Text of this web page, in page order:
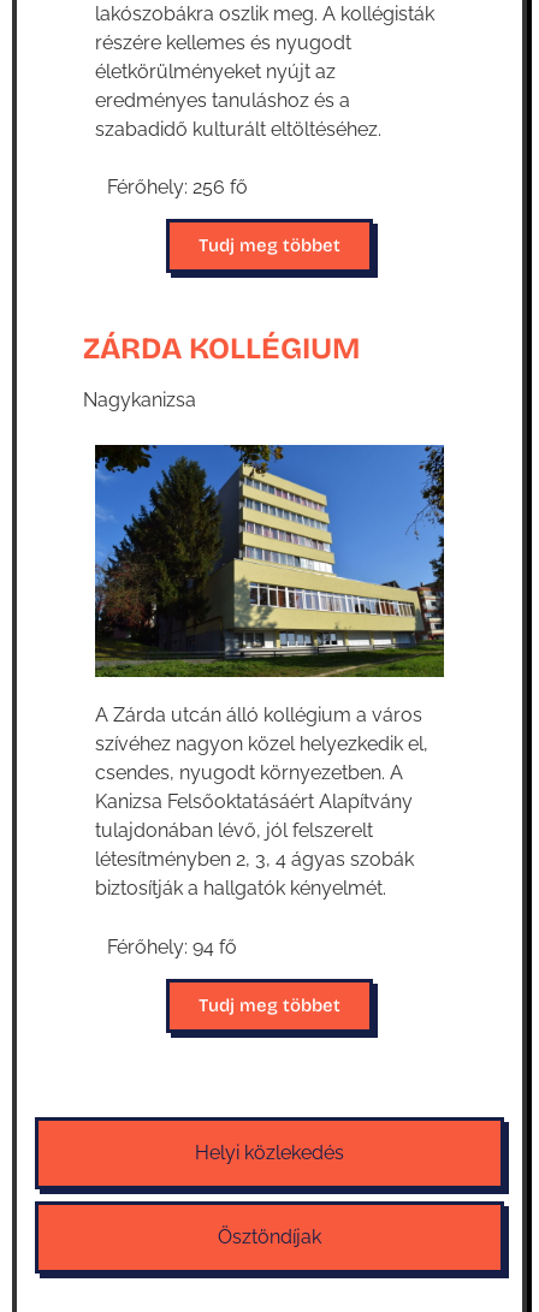
Helyi közlekedés
Ösztöndíjak
lakószobákra oszlik meg. A kollégisták
részére kellemes és nyugodt
életkörülményeket nyújt az
eredményes tanuláshoz és a
szabadidő kulturált eltöltéséhez.
Férőhely: 256 fő
Tudj meg többet
ZÁRDA KOLLÉGIUM
Nagykanizsa
A Zárda utcán álló kollégium a város
szívéhez nagyon közel helyezkedik el,
csendes, nyugodt környezetben. A
Kanizsa Felsőoktatásáért Alapítvány
tulajdonában lévő, jól felszerelt
létesítményben 2, 3, 4 ágyas szobák
biztosítják a hallgatók kényelmét.
Férőhely: 94 fő
Tudj meg többet